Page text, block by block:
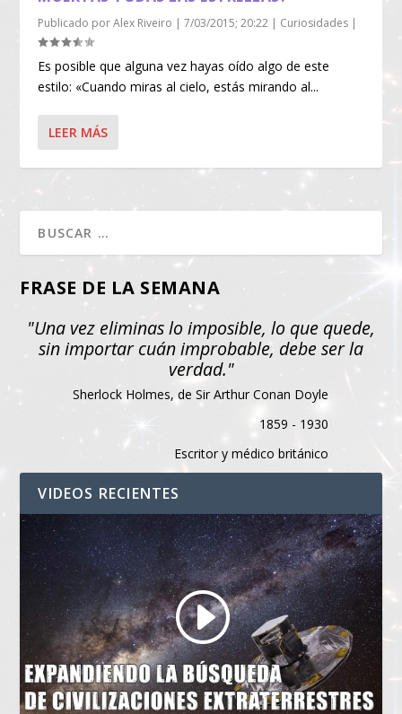
Publicado porAlex Riveiro |7/03/2015; 20:22 | Curiosidades |
Es posible que alguna vez hayas oído algo de este
estilo: «Cuando miras al cielo, estás mirando al...
LEER MÁS
FRASE DE LA SEMANA
"Una vez eliminas lo imposible, lo que quede,
sin importar cuán improbable, debe ser la
verdad."
Sherlock Holmes, de Sir Arthur Conan Doyle
1859 - 1930
Escritor y médico británico
VIDEOS RECIENTES